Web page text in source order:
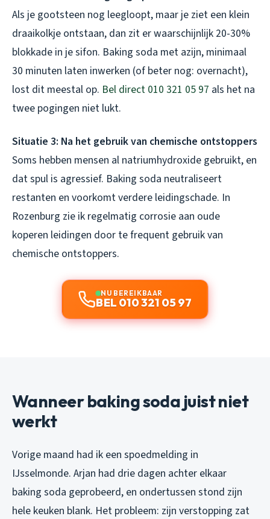
Als je gootsteen nog leegloopt, maar je ziet een klein
draaikolkje ontstaan, dan zit er waarschijnlijk 20-30%
blokkade in je sifon. Baking soda met azijn, minimaal
30 minuten laten inwerken (of beter nog: overnacht),
lost dit meestal op. Bel direct 010 321 05 97 als het na
twee pogingen niet lukt.
Situatie 3: Na het gebruik van chemische ontstoppers
Soms hebben mensen al natriumhydroxide gebruikt, en
dat spul is agressief. Baking soda neutraliseert
restanten en voorkomt verdere leidingschade. In
Rozenburg zie ik regelmatig corrosie aan oude
koperen leidingen door te frequent gebruik van
chemische ontstoppers.
NU BEREIKBAAR
BEL 010 321 05 97
Wanneer baking soda juist niet
werkt
Vorige maand had ik een spoedmelding in
IJsselmonde. Arjan had drie dagen achter elkaar
baking soda geprobeerd, en ondertussen stond zijn
hele keuken blank. Het probleem: zijn verstopping zat